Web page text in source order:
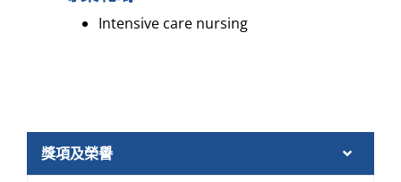
Intensive care nursing
獎項及榮譽